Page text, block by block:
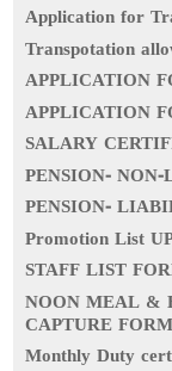
Application for
Transpotation
APPLICATION
APPLICATION
SALARY
PENSION-
PENSION-
Promotion List
STAFF LIST
NOON MEAL &
CAPTURE
Monthly Duty